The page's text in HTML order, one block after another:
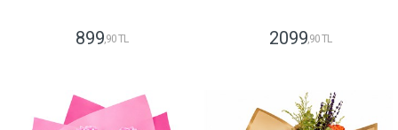
899,90 TL 2099,90 TL